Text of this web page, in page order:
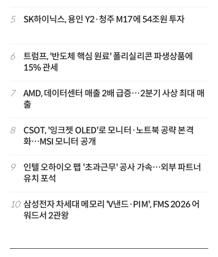
5 SK하이닉스, 용인 Y2·청주 M17에 54조원 투자
6
트럼프, '반도체 핵심 원료' 폴리실리콘 파생상품에
15% 관세
7
AMD, 데이터센터 매출 2배 급증…2분기 사상 최대 매
출
8
CSOT, '잉크젯 OLED'로 모니터·노트북 공략 본격
화…MSI 모니터 공개
9
인텔 오하이오 팹 '초과근무' 공사 가속…외부 파트너
유치 포석
10 삼성전자 차세대 메모리 'V낸드·PIM', FMS 2026 어
워드서 2관왕